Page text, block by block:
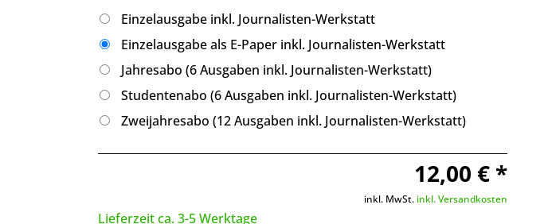
Einzelausgabe inkl. Journalisten-Werkstatt
Einzelausgabe als E-Paper inkl. Journalisten-Werkstatt
Jahresabo (6 Ausgaben inkl. Journalisten-Werkstatt)
Studentenabo (6 Ausgaben inkl. Journalisten-Werkstatt)
Zweijahresabo (12 Ausgaben inkl. Journalisten-Werkstatt)
12,00 € *
inkl. MwSt. inkl. Versandkosten
Lieferzeit ca. 3-5 Werktage